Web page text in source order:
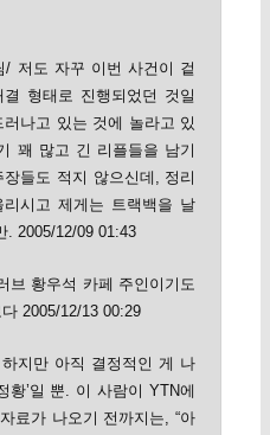
저도 자꾸 이번 사건이 겉
형태로 진행되었던 것일
나고 있는 것에 놀라고 있
꽤 많고 긴 리플들을 남기
들도 적지 않으신데, 정리
시고 제게는 트랙백을 날
. 2005/12/09 01:43
브 황우석 카페 주인이기도
2005/12/13 00:29
지만 아직 결정적인 게 나
황’일 뿐. 이 사람이 YTN에
료가 나오기 전까지는, “아